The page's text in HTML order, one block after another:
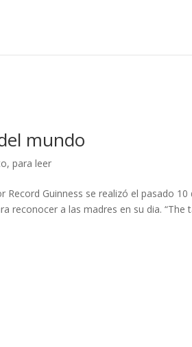
mundo
,para leer
Guinness se realizó el pasado 10
reconocer a las madres en su dia. “The